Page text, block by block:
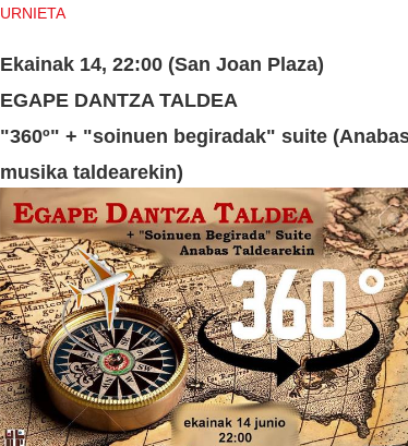
URNIETA
Ekainak 14, 22:00 (San Joan Plaza)
EGAPE DANTZA TALDEA
"360º" + "soinuen begiradak" suite
musika taldearekin)